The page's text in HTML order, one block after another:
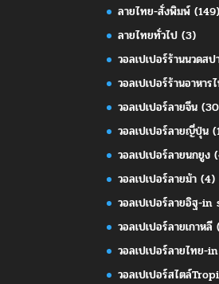
ลายไทย-สั่งพิมพ์ (149)
ลายไทยทั่วไป (3)
วอลเปเปอร์ร้านนวดสป
วอลเปเปอร์ร้านอาหาร
วอลเปเปอร์ลายจีน
วอลเปเปอร์ลายญี่ปุ่น
วอลเปเปอร์ลายนกยูง
วอลเปเปอร์ลายม้า (4)
วอลเปเปอร์ลายอิฐ-
วอลเปเปอร์ลายเกาหลี
วอลเปเปอร์ลายไทย-
วอลเปเปอร์สไตล์